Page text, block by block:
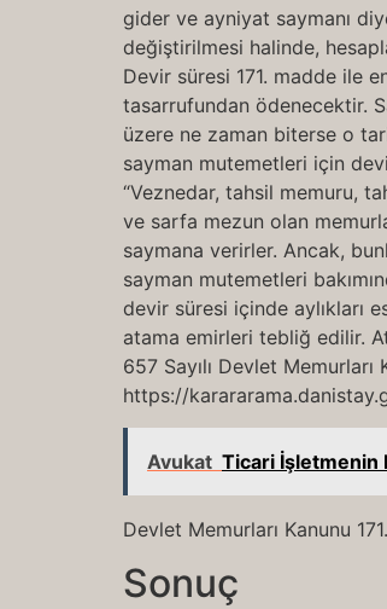
gider ve ayniyat saymanı
değiştirilmesi halinde,
Devir süresi 171. madde ile
tasarrufundan ödenecektir.
üzere ne zaman biterse o
sayman mutemetleri için
“Veznedar, tahsil memuru,
ve sarfa mezun olan
saymana verirler. Ancak,
sayman mutemetleri
devir süresi içinde aylıkları
atama emirleri tebliğ edilir.
657 Sayılı Devlet
https://
Avukat Ticari İşletmenin
Devlet Memurları Kanunu
Sonuç